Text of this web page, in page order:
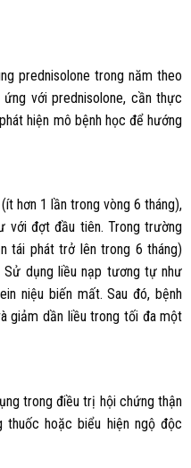
prednisolone trong năm theo
với prednisolone, cần thực
hiện mô bệnh học để hướng
hơn 1 lần trong vòng 6 tháng),
với đợt đầu tiên. Trong trường
tái phát trở lên trong 6 tháng)
dụng liều nạp tương tự như
niệu biến mất. Sau đó, bệnh
giảm dần liều trong tối đa một
trong điều trị hội chứng thận
thuốc hoặc biểu hiện ngộ độc